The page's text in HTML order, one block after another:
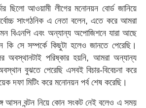
ছিলো আওয়ামী লীগের মনোনয়ন বোর্ড জানিয়ে
সাংগঠনিক এ নেতা বলেন, এতে করে আমরা
বিএনপি এবং অন্যান্য অপোজিশনে যারা আছে
কি সে সম্পর্কে কিছুটা হলেও জানতে পেরেছি।
অবস্থানটাই পরিষ্কার হয়নি, আমরা অন্যান্য
বুঝতে পেরেছি এসবই বিচার-বিবেচনা করে
দফা মিটিং করে মনোনয়ন পর্ব শেষ করেছি।
আসন বন্টন নিয়ে কোন সংকট নেই বলেও এ সময়